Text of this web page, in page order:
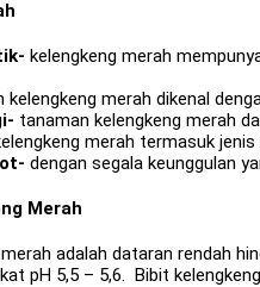
kelengkeng merah
kelengkeng merah dikenal
tanaman kelengkeng merah
merah termasuk
dengan segala keunggulan
Merah
adalah dataran rendah
pH 5,5 – 5,6. Bibit